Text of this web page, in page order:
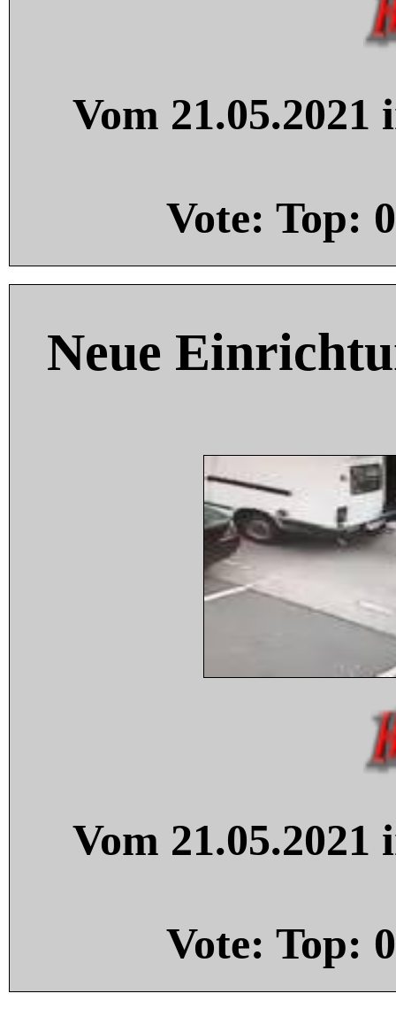
Vom
Vote: Top: 0
Neue
Vom
Vote: Top: 0